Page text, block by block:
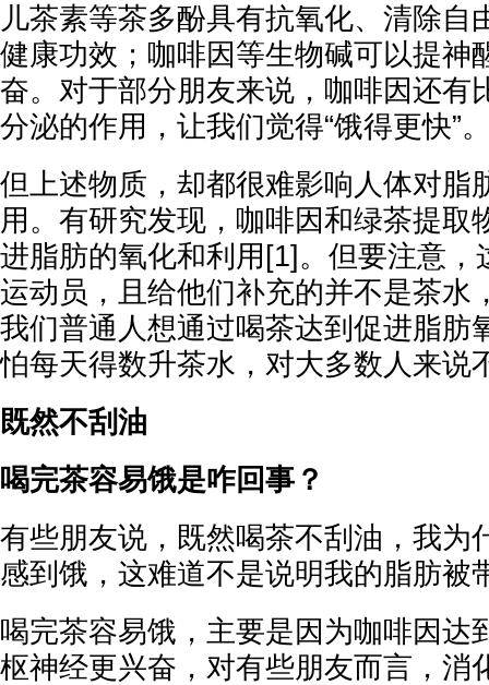
儿茶素等茶多酚具有抗氧化、清除自
健康功效；咖啡因等生物碱可以提神
奋。对于部分朋友来说，咖啡因还有
分泌的作用，让我们觉得“饿得更快”
但上述物质，却都很难影响人体对脂
用。有研究发现，咖啡因和绿茶提取
进脂肪的氧化和利用[1]。但要注意，
运动员，且给他们补充的并不是茶水
我们普通人想通过喝茶达到促进脂肪
怕每天得数升茶水，对大多数人来说
既然不刮油
喝完茶容易饿是咋回事？
有些朋友说，既然喝茶不刮油，我为
感到饿，这难道不是说明我的脂肪被
喝完茶容易饿，主要是因为咖啡因达
枢神经更兴奋，对有些朋友而言，消